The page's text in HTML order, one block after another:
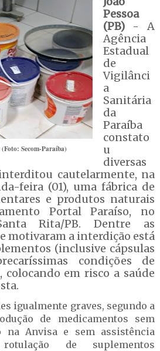
Secom-Paraíba)
Pessoa
(PB)- A
Agência
Estadual
de
Vigilânci
a
Sanitária
da
Paraíba
constato
u
diversas
cautelarmente, na
feira (01), uma fábrica de
e produtos naturais
Portal Paraíso, no
Rita/PB. Dentre as
motivaram a interdição está
(inclusive cápsulas
condições de
em risco a saúde
igualmente graves, segundo a
de medicamentos sem
na Anvisa e sem assistência
de suplementos